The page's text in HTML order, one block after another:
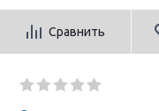
Сравнить